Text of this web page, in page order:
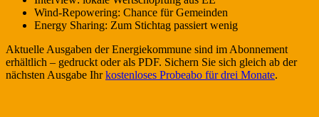
Wind-Repowering: Chance für Gemeinden
Energy Sharing: Zum Stichtag passiert wenig
Aktuelle Ausgaben der Energiekommune sind im Abonnement
erhältlich – gedruckt oder als PDF. Sichern Sie sich gleich ab der
nächsten Ausgabe Ihrkostenloses Probeabo für drei Monate.